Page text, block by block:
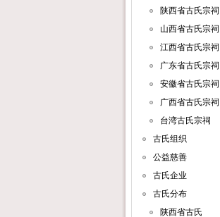
陕西省古氏宗祠
山西省古氏宗祠
江西省古氏宗祠
广东省古氏宗祠
安徽省古氏宗祠
广西省古氏宗祠
台湾古氏宗祠
古氏组织
公益慈善
古氏企业
古氏分布
陕西省古氏